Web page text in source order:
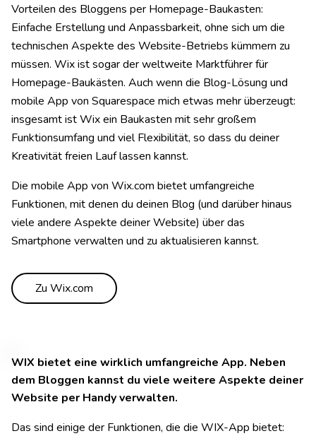
Vorteilen des Bloggens per Homepage-Baukasten:
Einfache Erstellung und Anpassbarkeit, ohne sich um die
technischen Aspekte des Website-Betriebs kümmern zu
müssen. Wix ist sogar der weltweite Marktführer für
Homepage-Baukästen. Auch wenn die Blog-Lösung und
mobile App von Squarespace mich etwas mehr überzeugt:
insgesamt ist Wix ein Baukasten mit sehr großem
Funktionsumfang und viel Flexibilität, so dass du deiner
Kreativität freien Lauf lassen kannst.
Die mobile App von Wix.com bietet umfangreiche
Funktionen, mit denen du deinen Blog (und darüber hinaus
viele andere Aspekte deiner Website) über das
Smartphone verwalten und zu aktualisieren kannst.
Zu Wix.com
WIX bietet eine wirklich umfangreiche App. Neben
dem Bloggen kannst du viele weitere Aspekte deiner
Website per Handy verwalten.
Das sind einige der Funktionen, die die WIX-App bietet: